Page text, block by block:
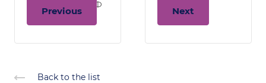
сотрудник, ОЭФ
Previous
Next
Back to the list